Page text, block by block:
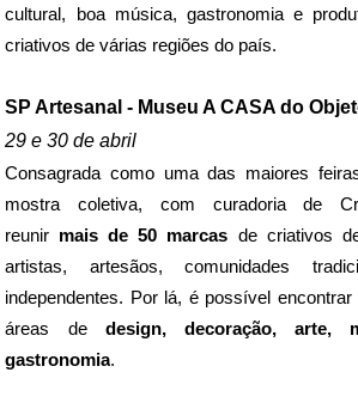
cultural, boa música, gastronomia e
criativos de várias regiões do país.
SP Artesanal - Museu A CASA do
29 e 30 de abril
Consagrada como uma das maiores
mostra coletiva, com curadoria de
reunir mais de 50 marcas de criativos
artistas, artesãos, comunidades
independentes. Por lá, é possível
áreas de design, decoração, arte,
gastronomia.